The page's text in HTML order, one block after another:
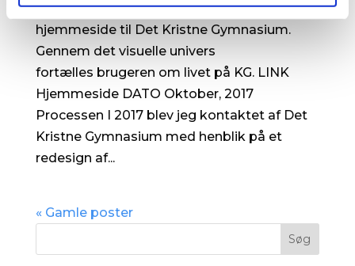
Det Kristne Gymnasium Ny visuel
hjemmeside til Det Kristne Gymnasium.
Gennem det visuelle univers
fortælles brugeren om livet på KG. LINK
Hjemmeside DATO Oktober, 2017
Processen I 2017 blev jeg kontaktet af Det
Kristne Gymnasium med henblik på et
redesign af...
« Gamle poster